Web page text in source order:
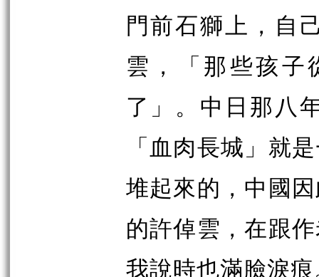
門前石獅上，自
雲，「那些孩子
了」。中日那八
「血肉長城」就
堆起來的，中國
的許倬雲，在跟
我說時也滿臉淚